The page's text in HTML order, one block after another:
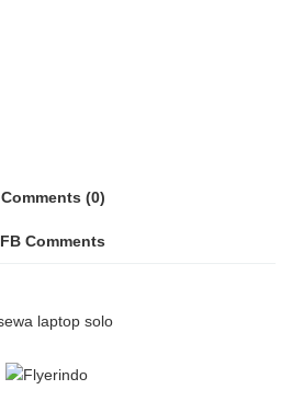
Comments (0)
FB Comments